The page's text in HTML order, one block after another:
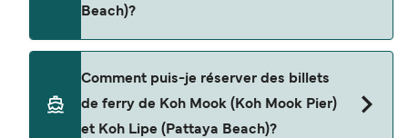
$121. Prix hors frais de réservation.
Beach)?
(Pattaya Beach). Il s'agit de
Comment puis-je réserver des billets
de ferry de Koh Mook (Koh Mook Pier)
et Koh Lipe (Pattaya Beach)?